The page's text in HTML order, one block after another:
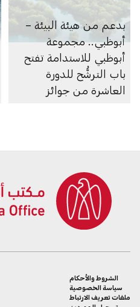
بدعم من هيئة البيئة –
أبوظبي.. مجموعة
أبوظبي للاستدامة تفتح
باب الترشُّح للدورة
العاشرة من جوائز
الشروط والأحكام
سياسة الخصوصية
ملفات تعريف الارتباط